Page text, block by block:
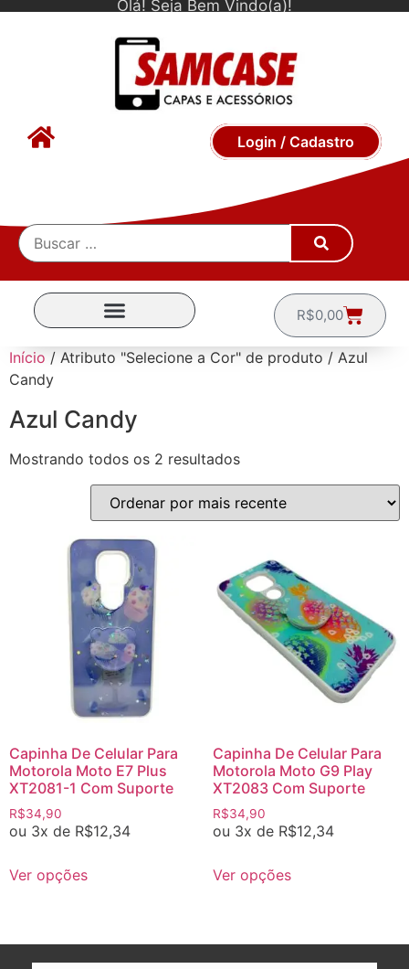
Olá! Seja Bem Vindo(a)!
Login / Cadastro
R$0,00
Início / Atributo "Selecione a Cor" de produto / Azul
Candy
Azul Candy
Mostrando todos os 2 resultados
Capinha De Celular Para
Motorola Moto E7 Plus
XT2081-1 Com Suporte
R$34,90
ou 3x de R$12,34
Ver opções
Capinha De Celular Para
Motorola Moto G9 Play
XT2083 Com Suporte
R$34,90
ou 3x de R$12,34
Ver opções